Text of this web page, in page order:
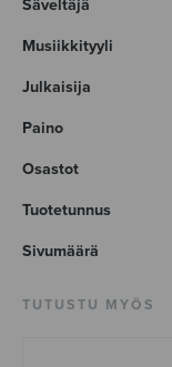
Säveltäjä
Musiikkityyli
Julkaisija
Paino
Osastot
Tuotetunnus
Sivumäärä
TUTUSTU MYÖS